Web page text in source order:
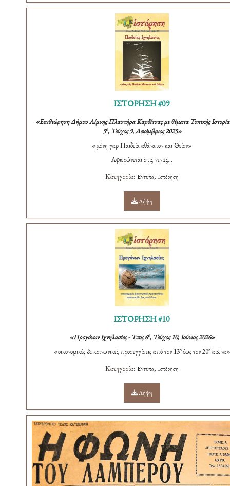
ΙΣΤΟΡΗΣΗ #09
«Επιθεώρηση Δήμου Λίμνης Πλαστήρα Καρδίτσας με θέματα Τοπικής
5ο, Τεύχος 9, Δεκέμβριος 2025»
«μόνη γαρ Παιδεία αθάνατον και Θείον»
Αφιερώνεται στις γενιές...
Κατηγορία: Έντυπα, Ιστόρηση
Λήψη
ΙΣΤΟΡΗΣΗ #10
«Προγόνων Ιχνηλασίες - Έτος 6ο, Τεύχος 10, Ιούνιος 2026»
«οικονομικές & κοινωνικές προσεγγίσεις από τον 13οέως τον 20οαιώνα»
Κατηγορία: Έντυπα, Ιστόρηση
Λήψη